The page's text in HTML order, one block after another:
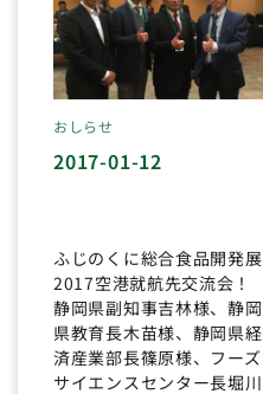
おしらせ
2017-01-12
ふじのくに総合食品開発展
2017空港就航先交流会！
静岡県副知事吉林様、静岡
県教育長木苗様、静岡県経
済産業部長篠原様、フーズ
サイエンスセンター長堀川